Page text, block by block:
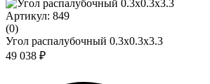
Артикул: 849
(0)
Угол распалубочный 0.3х0.3х3.3
49 038 ₽